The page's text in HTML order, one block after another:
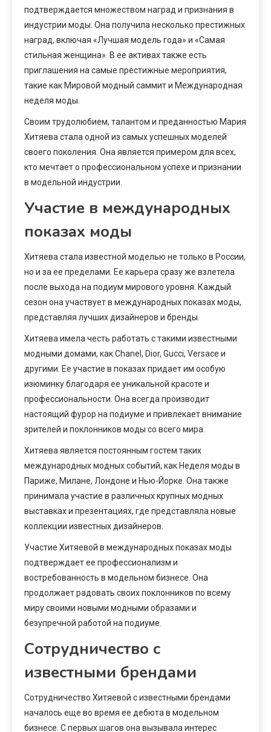
подтверждается множеством наград и признания в
индустрии моды. Она получила несколько престижных
наград, включая «Лучшая модель года» и «Самая
стильная женщина». В ее активах также есть
приглашения на самые престижные мероприятия,
такие как Мировой модный саммит и Международная
неделя моды.
Своим трудолюбием, талантом и преданностью Мария
Хитяева стала одной из самых успешных моделей
своего поколения. Она является примером для всех,
кто мечтает о профессиональном успехе и признании
в модельной индустрии.
Участие в международных
показах моды
Хитяева стала известной моделью не только в России,
но и за ее пределами. Ее карьера сразу же взлетела
после выхода на подиум мирового уровня. Каждый
сезон она участвует в международных показах моды,
представляя лучших дизайнеров и бренды.
Хитяева имела честь работать с такими известными
модными домами, как Chanel, Dior, Gucci, Versace и
другими. Ее участие в показах придает им особую
изюминку благодаря ее уникальной красоте и
профессиональности. Она всегда производит
настоящий фурор на подиуме и привлекает внимание
зрителей и поклонников моды со всего мира.
Хитяева является постоянным гостем таких
международных модных событий, как Неделя моды в
Париже, Милане, Лондоне и Нью-Йорке. Она также
принимала участие в различных крупных модных
выставках и презентациях, где представляла новые
коллекции известных дизайнеров.
Участие Хитяевой в международных показах моды
подтверждает ее профессионализм и
востребованность в модельном бизнесе. Она
продолжает радовать своих поклонников по всему
миру своими новыми модными образами и
безупречной работой на подиуме.
Сотрудничество с
известными брендами
Сотрудничество Хитяевой с известными брендами
началось еще во время ее дебюта в модельном
бизнесе. С первых шагов она вызывала интерес